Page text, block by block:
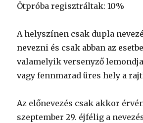
Ötpróba regisztráltak: 10%
A helyszínen csak dupla
nevezni és csak abban az
valamelyik versenyző
vagy fennmarad üres hely a
Az előnevezés csak akkor
szeptember 29. éjfélig a